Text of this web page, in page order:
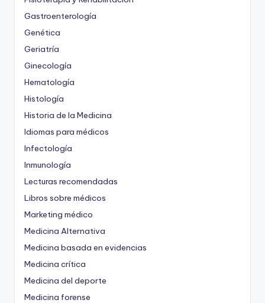
Gastroenterología
Genética
Geriatría
Ginecología
Hematología
Histología
Historia de la Medicina
Idiomas para médicos
Infectología
Inmunología
Lecturas recomendadas
Libros sobre médicos
Marketing médico
Medicina Alternativa
Medicina basada en evidencias
Medicina crítica
Medicina del deporte
Medicina forense